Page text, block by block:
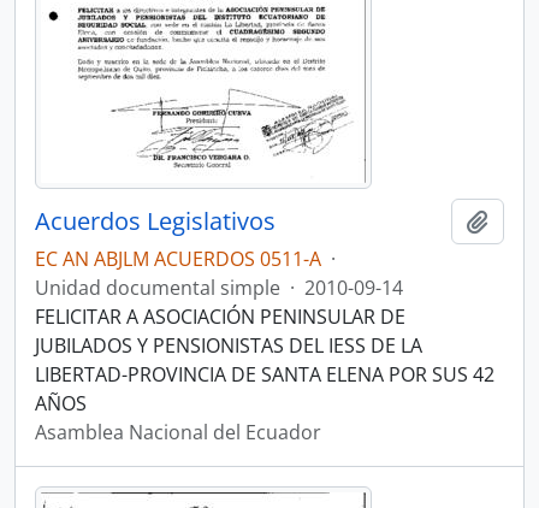
Acuerdos Legislativos
EC AN ABJLM ACUERDOS 0511-A ·
Unidad documental simple · 2010-09-14
FELICITAR A ASOCIACIÓN PENINSULAR DE
JUBILADOS Y PENSIONISTAS DEL IESS DE LA
LIBERTAD-PROVINCIA DE SANTA ELENA POR SUS 42
AÑOS
Asamblea Nacional del Ecuador